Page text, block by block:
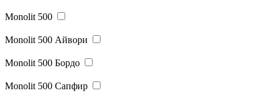
Monolit 500
Monolit 500 Айвори
Monolit 500 Бордо
Monolit 500 Сапфир